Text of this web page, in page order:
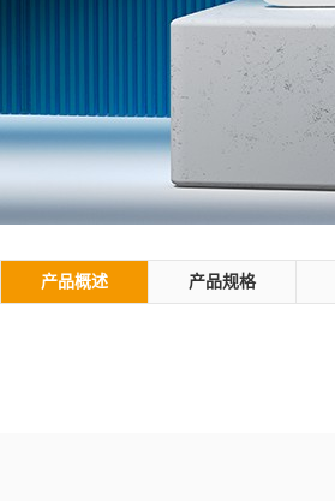
产品概述 产品规格